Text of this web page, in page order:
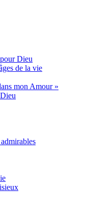
Dieu
de la vie
mon Amour »